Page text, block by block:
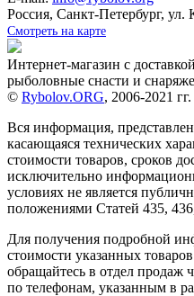
Россия, Санкт-Петербург, ул.
Смотреть на карте
Интернет-магазин с
рыболовные снасти и
© Rybolov.ORG, 2006-2021 гг.
Вся информация,
касающаяся технических
стоимости товаров, сроков
исключительно
условиях не является
положениями Статей 435,
Для получения подробной
стоимости указанных
обращайтесь в отдел продаж
по телефонам, указанным в